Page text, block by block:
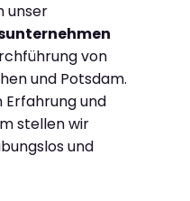
unser
von
und Potsdam.
Erfahrung und
stellen wir
und